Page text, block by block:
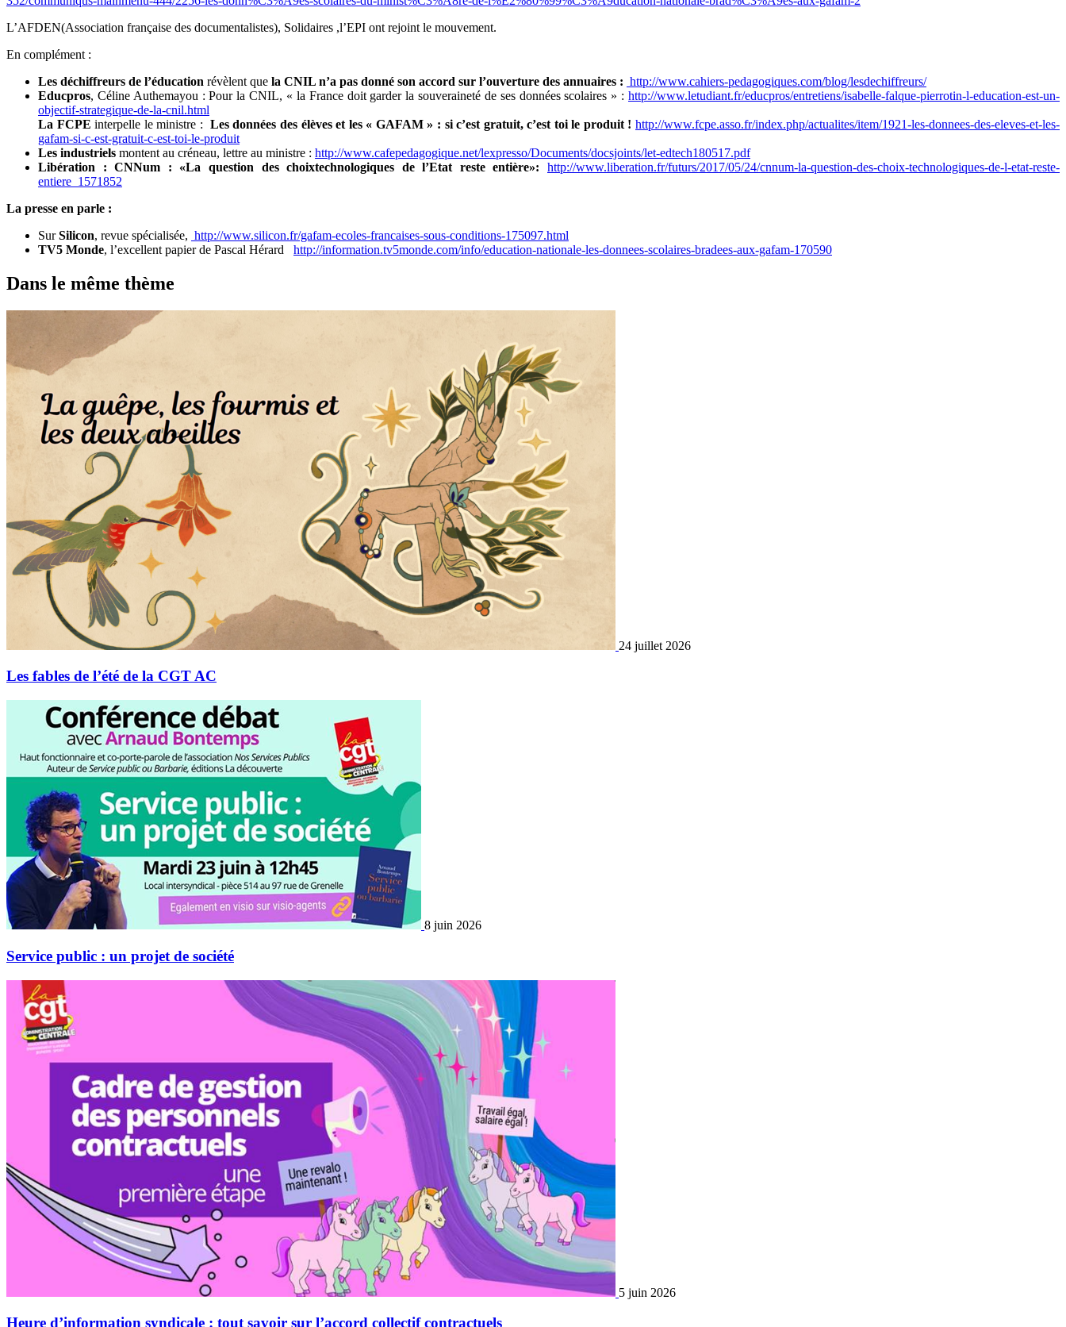
L’AFDEN(Association française des documentalistes), Solidaires ,l’EPI ont rejoint le mouvement.
En complément :
Les déchiffreurs de l’éducation révèlent que la CNIL n’a pas donné son accord sur l’ouverture des annuaires : http://www.cahiers-pedagogiques.com/blog/lesdechiffreurs/
Educpros, Céline Authemayou : Pour la CNIL, « la France doit garder la souveraineté de ses données scolaires » : http://www.letudiant.fr/educpros/entretiens/isabelle-falque-pierrotin-l-education-est-un-
objectif-strategique-de-la-cnil.html
La FCPE interpelle le ministre : Les données des élèves et les « GAFAM » : si c’est gratuit, c’est toi le produit !http://www.fcpe.asso.fr/index.php/actualites/item/1921-les-donnees-des-eleves-et-les-
gafam-si-c-est-gratuit-c-est-toi-le-produit
Les industriels montent au créneau, lettre au ministre : http://www.cafepedagogique.net/lexpresso/Documents/docsjoints/let-edtech180517.pdf
Libération : CNNum : «La question des choixtechnologiques de l’Etat reste entière»: http://www.liberation.fr/futurs/2017/05/24/cnnum-la-question-des-choix-technologiques-de-l-etat-reste-
entiere_1571852
La presse en parle :
SurSilicon, revue spécialisée, http://www.silicon.fr/gafam-ecoles-francaises-sous-conditions-175097.html
TV5 Monde, l’excellent papier de Pascal Hérard http://information.tv5monde.com/info/education-nationale-les-donnees-scolaires-bradees-aux-gafam-170590
Dans le même thème
24 juillet 2026
Les fables de l’été de la CGT AC
8 juin 2026
Service public : un projet de société
5 juin 2026
Heure d’information syndicale : tout savoir sur l’accord collectif contractuels